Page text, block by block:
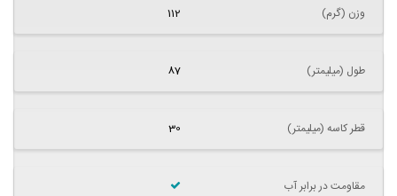
وزن (گرم) 112
طول (میلیمتر) 87
قطر کاسه (میلیمتر) 30
مقاومت در برابر آب